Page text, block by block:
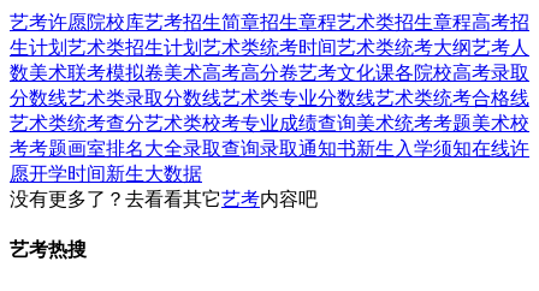
艺考许愿院校库艺考招生简章招生章程艺术类招生章程高考招
生计划 艺术类招生计划 艺术类统考时间艺术类统考大纲艺考人
数美术联考模拟卷美术高考高分卷艺考文化课各院校高考录取
分数线艺术类录取分数线艺术类专业分数线艺术类统考合格线
艺术类统考查分艺术类校考专业成绩查询美术统考考题美术校
考考题画室排名大全录取查询录取通知书新生入学须知在线许
愿开学时间新生大数据
没有更多了？去看看其它艺考内容吧
艺考热搜